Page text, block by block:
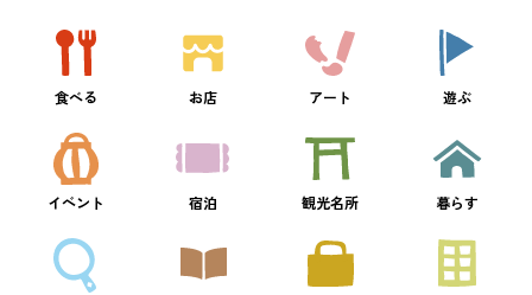
食べる お店 アート 遊ぶ
イベント 宿泊 観光名所 暮らす